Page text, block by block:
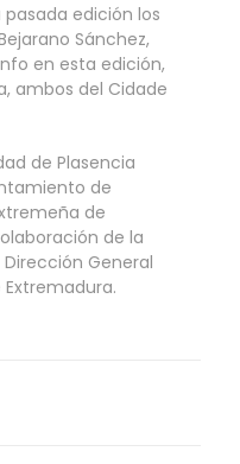
edición los
Sánchez,
en esta edición,
ambos del Cidade
de Plasencia
de
de
de la
General